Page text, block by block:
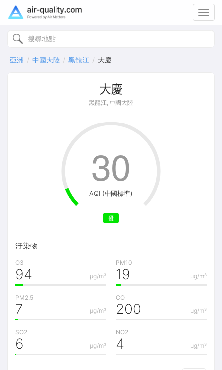
亞洲 中國大陸 黑龍江 大慶
大慶
黑龍江, 中國大陸
AQI (中國標準)
優
30
汙染物
O3
μg/m³
94
PM10
μg/m³
19
PM2.5
μg/m³
7
CO
μg/m³
200
SO2
μg/m³
6
NO2
μg/m³
4